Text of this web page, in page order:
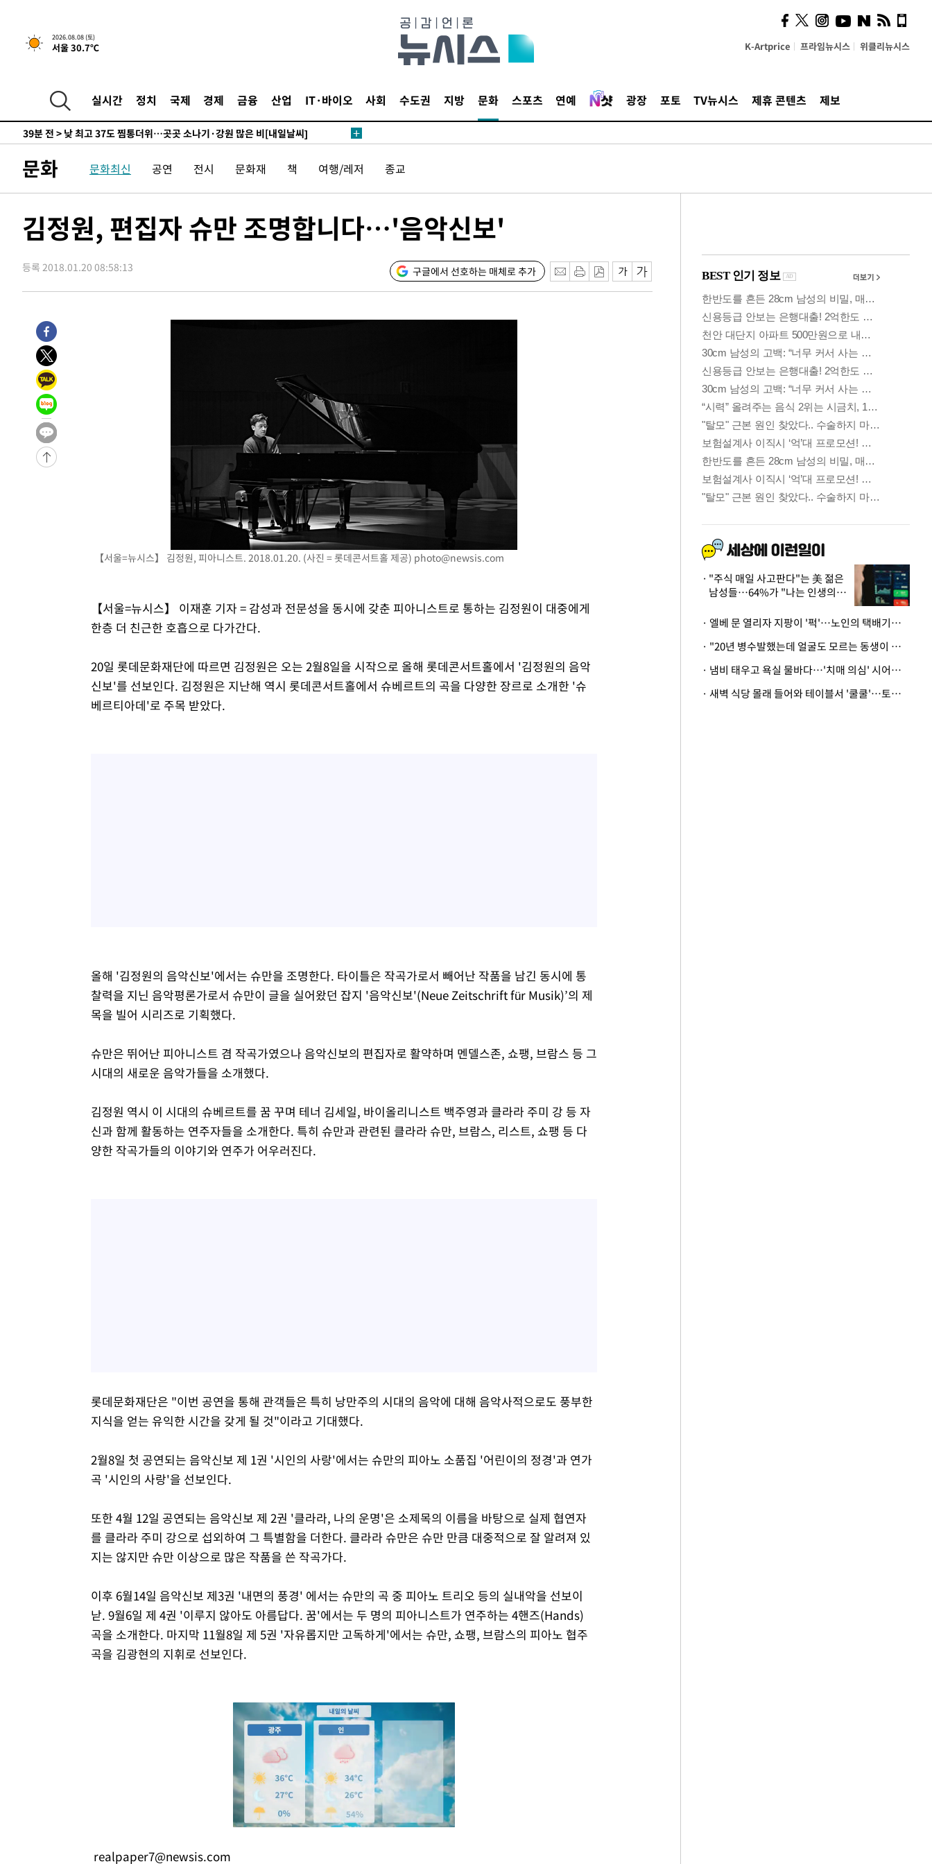
2026.08.08 (토)
서울 30.7℃ K-Artprice 프라임뉴시스 위클리뉴시스
실시간 정치 국제 경제 금융 산업 IT·바이오 사회 수도권 지방 문화 스포츠 연예 광장 포토 TV뉴시스 제휴 콘텐츠 제보
↓-9067초 전 >[속보]이 대통령 "부동산 공급 기존 사고방식 매달리지 말고 과감히
실천"
-8152초 전 >이란, "오만과 '중앙 단일 루트' 합의…북쪽 인바운드·남쪽 아웃바운
5분 전 >[속보]이 대통령, '호우피해' 안동·의성 관할 4개 면 특별재난지역 선포
[단독]중수청 지원 검사들, 정원 초과 시 낮은 계급 임용…희망지 못 갈 수
도
39분 전 > 낮 최고 37도 찜통더위…곳곳 소나기·강원 많은 비[내일날씨]
2시간 전 >
여자배구 이재영·이다영 자매, 아제르바이잔 투란VC 입단
2시간 전 >외국인 심판 성 접대 7경기 들여다보니…한국 축구 '5승 2무'
2시간 전 >[속보]코스피, 6200선 약보합…0.60% 내린 6258.77에 마쳐
2시간 전 >[속보] 노원서 40.1도 관측…서울, 2018년 이후 첫 40도
3시간 전 >[속보]종합특검, '계엄 수용공간 확보' 신용해 前교정본부장 기소
3시간 전 >
3시간 전 >
후임
-16637초 전 >
-13776초 전 >
미 사업체 일자리, 7월에 2.3만개 순감하고 그 전 2개월 10.3만개
하향수정 (2보)
-13224초 전 >
[속보] 미 사업체, 일자리 7월에 2.3만 개 줄어…실업률은 4.1%로
-9087초 전 >
[속보]이 대통령 "부동산 공급 기존 사고방식 매달리지 말고 과감히
실천"
-8172초 전 >
이란, "오만과 '중앙 단일 루트' 합의…북쪽 인바운드·남쪽 아웃바운
드는 임시"
4분 전 >"낮 기온 소폭 하락"…수도권 폭염중대경보, 폭염경보로 하향
[속보]이 대통령, '호우피해' 안동·의성 관할 4개 면 특별재난지역 선포
[단독]중수청 지원 검사들, 정원 초과 시 낮은 계급 임용…희망지 못 갈 수
낮 최고 37도 찜통더위…곳곳 소나기·강원 많은 비[내일날씨]
SK하이닉스, 용인·청주 팹에 54조 투자…"AI 메모리 수요 선제 대응"
여자배구 이재영·이다영 자매, 아제르바이잔 투란VC 입단
[속보]코스닥, 2.86포인트(0.36%) 내린 798.81마감
[속보]코스피, 6200선 약보합…0.60% 내린 6258.77에 마쳐
[속보]원·달러 환율, 7.7원 내린 1416.1원 마감
[속보]종합특검, '계엄 수용공간 확보' 신용해 前교정본부장 기소
외신들도 주목한 韓축구 파문…"국민적 공분에 수사 재개"
11시간 압수수색에 성접대 파문까지…'쑥대밭' 된 축구협회
문화 문화최신 공연 전시 문화재 책 여행/레저 종교
김정원, 편집자 슈만 조명합니다…'음악신보'
등록 2018.01.20 08:58:13 구글에서 선호하는 매체로 추가
【서울=뉴시스】 김정원, 피아니스트. 2018.01.20. (사진 = 롯데콘서트홀 제공) photo@newsis.com
【서울=뉴시스】 이재훈 기자 = 감성과 전문성을 동시에 갖춘 피아니스트로 통하는 김정원이 대중에게
한층 더 친근한 호흡으로 다가간다.
20일 롯데문화재단에 따르면 김정원은 오는 2월8일을 시작으로 올해 롯데콘서트홀에서 '김정원의 음악
신보'를 선보인다. 김정원은 지난해 역시 롯데콘서트홀에서 슈베르트의 곡을 다양한 장르로 소개한 '슈
베르티아데'로 주목 받았다.
올해 '김정원의 음악신보'에서는 슈만을 조명한다. 타이틀은 작곡가로서 빼어난 작품을 남긴 동시에 통
찰력을 지닌 음악평론가로서 슈만이 글을 실어왔던 잡지 '음악신보'(Neue Zeitschrift für Musik)’의 제
목을 빌어 시리즈로 기획했다.
슈만은 뛰어난 피아니스트 겸 작곡가였으나 음악신보의 편집자로 활약하며 멘델스존, 쇼팽, 브람스 등 그
시대의 새로운 음악가들을 소개했다.
김정원 역시 이 시대의 슈베르트를 꿈 꾸며 테너 김세일, 바이올리니스트 백주영과 클라라 주미 강 등 자
신과 함께 활동하는 연주자들을 소개한다. 특히 슈만과 관련된 클라라 슈만, 브람스, 리스트, 쇼팽 등 다
양한 작곡가들의 이야기와 연주가 어우러진다.
롯데문화재단은 "이번 공연을 통해 관객들은 특히 낭만주의 시대의 음악에 대해 음악사적으로도 풍부한
지식을 얻는 유익한 시간을 갖게 될 것"이라고 기대했다.
2월8일 첫 공연되는 음악신보 제 1권 '시인의 사랑'에서는 슈만의 피아노 소품집 '어린이의 정경'과 연가
곡 '시인의 사랑'을 선보인다.
또한 4월 12일 공연되는 음악신보 제 2권 '클라라, 나의 운명'은 소제목의 이름을 바탕으로 실제 협연자
를 클라라 주미 강으로 섭외하여 그 특별함을 더한다. 클라라 슈만은 슈만 만큼 대중적으로 잘 알려져 있
지는 않지만 슈만 이상으로 많은 작품을 쓴 작곡가다.
이후 6월14일 음악신보 제3권 '내면의 풍경' 에서는 슈만의 곡 중 피아노 트리오 등의 실내악을 선보이
낟. 9월6일 제 4권 '이루지 않아도 아름답다. 꿈'에서는 두 명의 피아니스트가 연주하는 4핸즈(Hands)
곡을 소개한다. 마지막 11월8일 제 5권 '자유롭지만 고독하게'에서는 슈만, 쇼팽, 브람스의 피아노 협주
곡을 김광현의 지휘로 선보인다.
realpaper7@newsis.com
시, 스마트폰 액세서리에
NFC 더했다
"주식 매일 사고판다"는 美 젊은
남성들…64%가 "나는 인생의
· 엘베 문 열리자 지팡이 '퍽'…노인의 택배기사 폭행 이유
· "20년 병수발했는데 얼굴도 모르는 동생이 유산 절반을"…배다른 형제 상속권 있을까
· 냄비 태우고 욕실 물바다…'치매 의심' 시어머니 검사 권유했다가 '날벼락'
· 새벽 식당 몰래 들어와 테이블서 '쿨쿨'…토사물 남기고 사라진 남성